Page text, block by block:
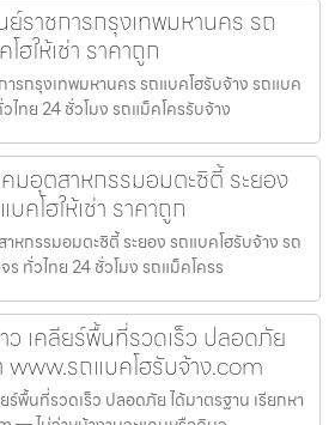
ราชการกรุงเทพมหานคร รถ
ฮให้เช่า ราคาถูก
รกรุงเทพมหานคร รถแบคโฮรับจ้าง รถแบค
ไทย 24 ชั่วโมง รถแม็คโครรับจ้าง
มอุตสาหกรรมอมตะซิตี้ ระยอง
คโฮให้เช่า ราคาถูก
หกรรมอมตะซิตี้ ระยอง รถแบคโฮรับจ้าง รถ
ร ทั่วไทย 24 ชั่วโมง รถแม็คโครร
ว เคลียร์พื้นที่รวดเร็ว ปลอดภัย
www.รถแบคโฮรับจ้าง.com
ร์พื้นที่รวดเร็ว ปลอดภัย ได้มาตรฐาน เรียกหา